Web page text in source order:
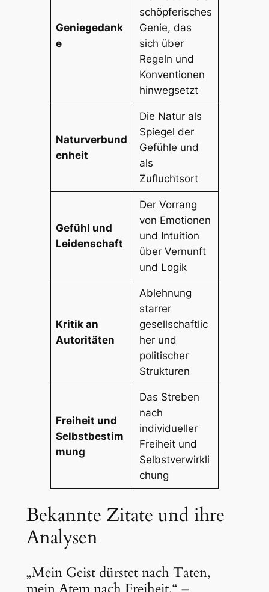
Geniegedank
e
schöpferisches
Genie, das
sich über
Regeln und
Konventionen
hinwegsetzt
Naturverbund
enheit
Die Natur als
Spiegel der
Gefühle und
als
Zufluchtsort
Gefühl und
Leidenschaft
Der Vorrang
von Emotionen
und Intuition
über Vernunft
und Logik
Kritik an
Autoritäten
Ablehnung
starrer
gesellschaftlic
her und
politischer
Strukturen
Freiheit und
Selbstbestim
mung
Das Streben
nach
individueller
Freiheit und
Selbstverwirkli
chung
Bekannte Zitate und ihre
Analysen
„Mein Geist dürstet nach Taten,